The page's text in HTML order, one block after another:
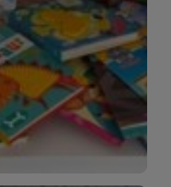
pojawiają się
Dzięki tej zakładce
co warto przeczytać